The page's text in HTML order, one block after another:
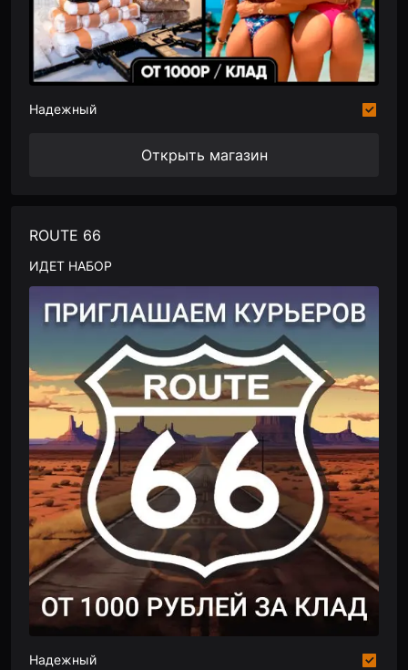
Надежный
Открыть магазин
ROUTE 66
ИДЕТ НАБОР
Надежный